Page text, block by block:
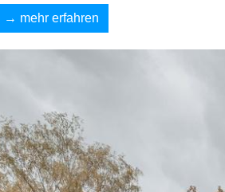
mehr erfahren